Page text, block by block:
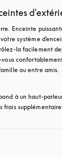
Enceinte
système
la facilement
ou entre amis.
à un haut-
frais